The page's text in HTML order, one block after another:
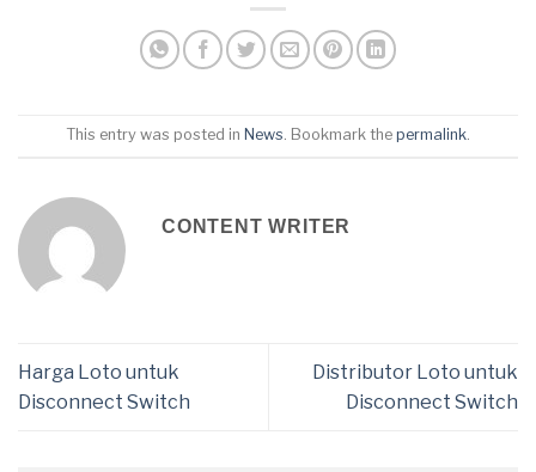
This entry was posted in News. Bookmark the permalink.
CONTENT WRITER
Harga Loto untuk
Disconnect Switch
Distributor Loto untuk
Disconnect Switch